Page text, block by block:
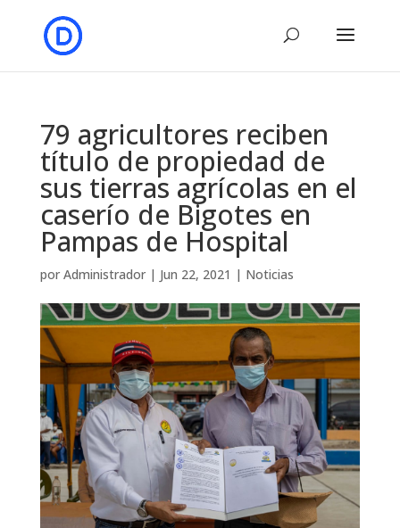
79 agricultores reciben
título de propiedad de
sus tierras agrícolas en el
caserío de Bigotes en
Pampas de Hospital
por Administrador| Jun 22, 2021 | Noticias